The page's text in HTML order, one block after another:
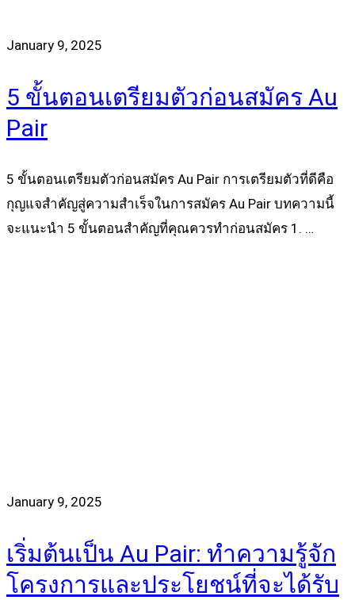
January 9, 2025
5 ขั้นตอนเตรียมตัวก่อนสมัคร Au
Pair
5 ขั้นตอนเตรียมตัวก่อนสมัคร Au Pair การเตรียมตัวที่ดีคือ
กุญแจสำคัญสู่ความสำเร็จในการสมัคร Au Pair บทความนี้
จะแนะนำ 5 ขั้นตอนสำคัญที่คุณควรทำก่อนสมัคร 1. …
January 9, 2025
เริ่มต้นเป็น Au Pair: ทำความรู้จัก
โครงการและประโยชน์ที่จะได้รับ